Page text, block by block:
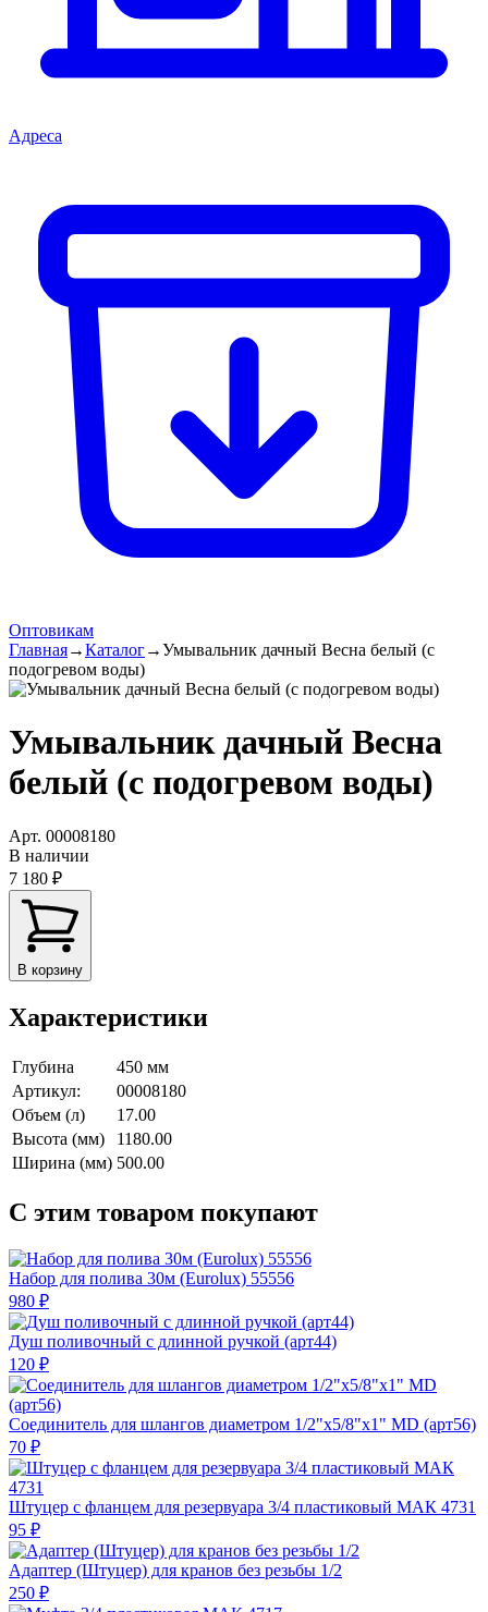
Адреса
Оптовикам
Главная→Каталог→Умывальник дачный Весна белый (с
подогревом воды)
Умывальник дачный Весна
белый (с подогревом воды)
Арт. 00008180
В наличии
7 180 ₽
В корзину
Характеристики
Глубина
450 мм
Артикул:
00008180
Объем (л)
17.00
Высота (мм)
1180.00
Ширина (мм) 500.00
С этим товаром покупают
Набор для полива 30м (Eurolux) 55556
980 ₽
Душ поливочный с длинной ручкой (арт44)
120 ₽
Соединитель для шлангов диаметром 1/2"х5/8"х1" MD (арт56)
70 ₽
Штуцер с фланцем для резервуара 3/4 пластиковый МАК 4731
95 ₽
Адаптер (Штуцер) для кранов без резьбы 1/2
250 ₽